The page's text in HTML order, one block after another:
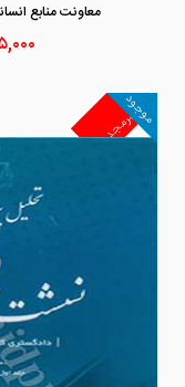
معاونت منابع
غیرمجد
موجود